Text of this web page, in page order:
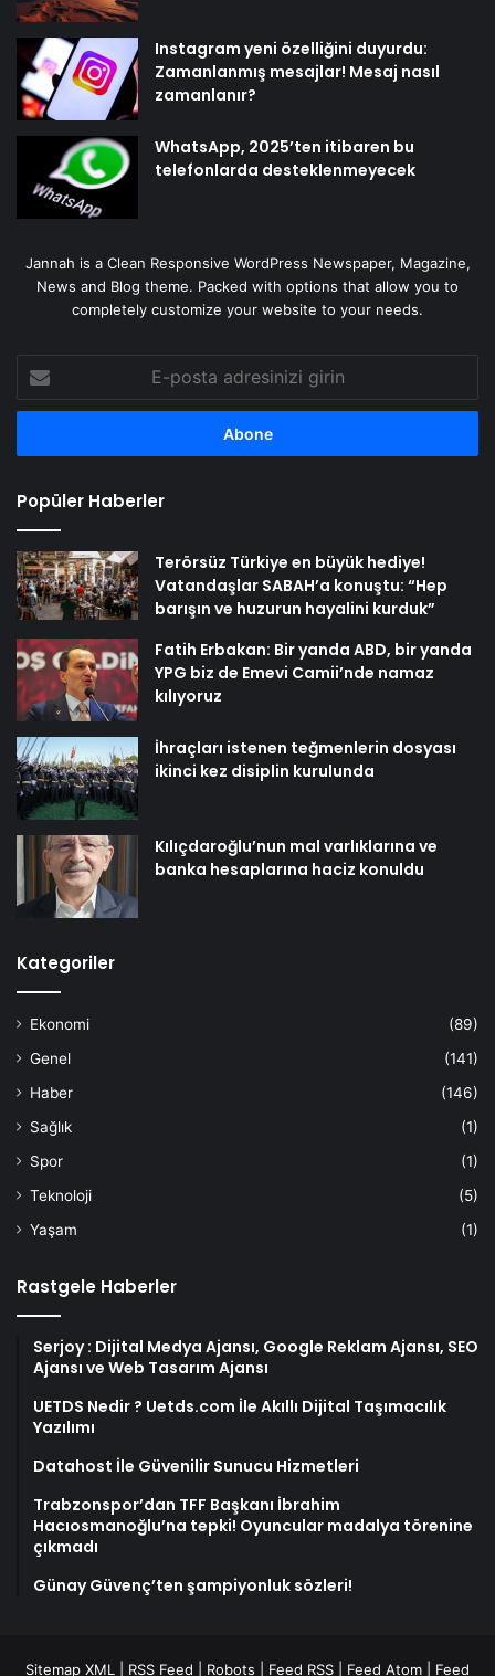
Instagram yeni özelliğini duyurdu:
Zamanlanmış mesajlar! Mesaj nasıl
zamanlanır?
WhatsApp, 2025’ten itibaren bu
telefonlarda desteklenmeyecek
Jannah is a Clean Responsive WordPress Newspaper, Magazine,
News and Blog theme. Packed with options that allow you to
completely customize your website to your needs.
posta
adresinizi
Popüler Haberler
Terörsüz Türkiye en büyük hediye!
Vatandaşlar SABAH’a konuştu: “Hep
barışın ve huzurun hayalini kurduk”
Fatih Erbakan: Bir yanda ABD, bir yanda
YPG biz de Emevi Camii’nde namaz
kılıyoruz
İhraçları istenen teğmenlerin dosyası
ikinci kez disiplin kurulunda
Kılıçdaroğlu’nun mal varlıklarına ve
banka hesaplarına haciz konuldu
Kategoriler
Ekonomi
(89)
Genel
(141)
Haber
(146)
Sağlık
(1)
Spor
(1)
Teknoloji
(5)
Yaşam
(1)
Rastgele Haberler
Serjoy : Dijital Medya Ajansı, Google Reklam Ajansı, SEO
Ajansı ve Web Tasarım Ajansı
UETDS Nedir ? Uetds.com İle Akıllı Dijital Taşımacılık
Yazılımı
Datahost İle Güvenilir Sunucu Hizmetleri
Trabzonspor’dan TFF Başkanı İbrahim
Hacıosmanoğlu’na tepki! Oyuncular madalya törenine
çıkmadı
Günay Güvenç’ten şampiyonluk sözleri!
Sitemap XML RSS Feed Robots Feed RSS Feed Atom Feed